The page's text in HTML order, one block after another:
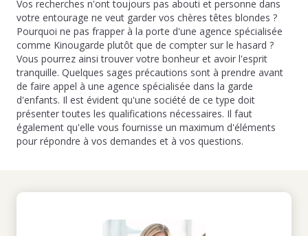
Vos recherches n'ont toujours pas abouti et personne dans
votre entourage ne veut garder vos chères têtes blondes ?
Pourquoi ne pas frapper à la porte d'une agence spécialisée
comme Kinougarde plutôt que de compter sur le hasard ?
Vous pourrez ainsi trouver votre bonheur et avoir l'esprit
tranquille. Quelques sages précautions sont à prendre avant
de faire appel à une agence spécialisée dans la garde
d'enfants. Il est évident qu'une société de ce type doit
présenter toutes les qualifications nécessaires. Il faut
également qu'elle vous fournisse un maximum d'éléments
pour répondre à vos demandes et à vos questions.